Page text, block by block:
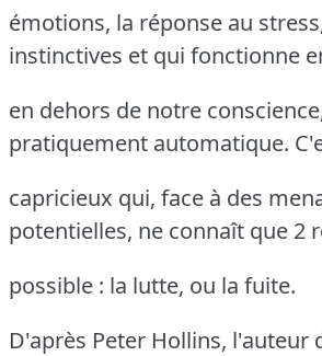
émotions, la réponse au
instinctives et qui fonctionne
en dehors de notre
pratiquement automatique.
capricieux qui, face à des
potentielles, ne connaît que 2
possible : la lutte, ou la fuite.
D'après Peter Hollins, l'auteur